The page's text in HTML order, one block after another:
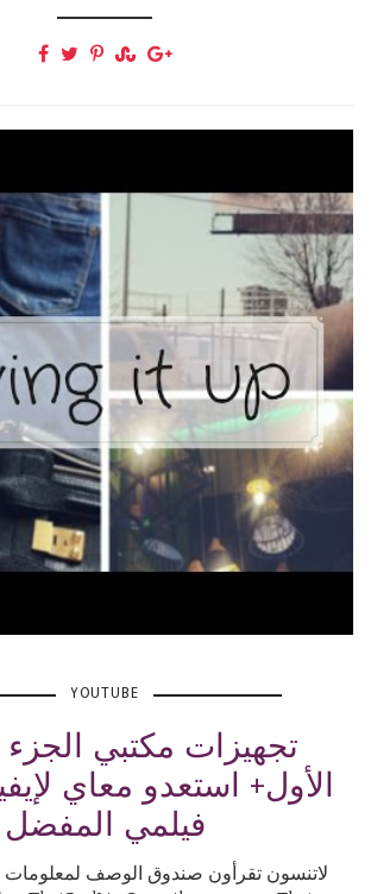
YOUTUBE
الأول+ استعدو معاي
فيلمي المفضل
لاتنسون تقرأون صندوق الوصف لمعلومات